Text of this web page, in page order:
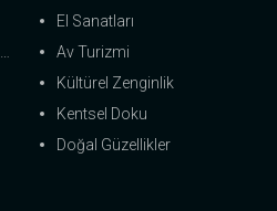
El Sanatları
Av Turizmi
Kültürel Zenginlik
Kentsel Doku
Doğal Güzellikler